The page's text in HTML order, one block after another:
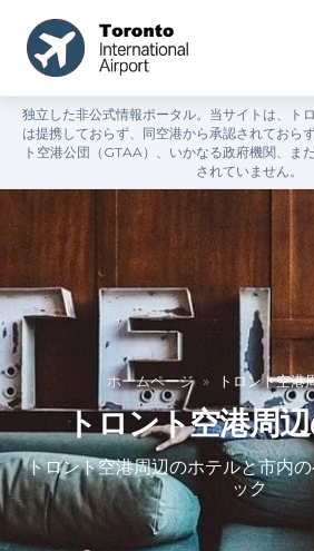
独立した非公式情報ポータル。当サイトは、ト
は提携しておらず、同空港から承認されておら
ト空港公団（GTAA）、いかなる政府機関、ま
されていません。
ホームページ » トロント空港
トロント空港周
トロント空港周辺のホテルと市内
ック